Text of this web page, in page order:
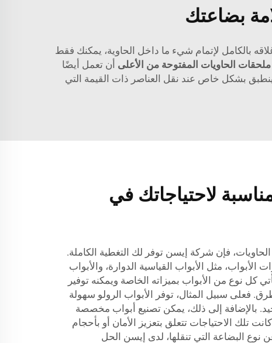
بضاعتك
بالكامل لإتمام شيء ما داخل الحاوية، يمكنك فقط
ملحقات الحاويات المفتوحة من الأعلى أن تعمل أيضًا
بشكل خاص عند نقل العناصر ذات القيمة التي
لاحتياجاتك في
فإن شركة إيسن توفر لك التغطية الكاملة.
مثل الأبواب القياسية الدوارة، والأبواب
كل نوع من الأبواب بميزاته الخاصة ويمكنه توفير
فعلى سبيل المثال، توفر الأبواب الرولو سهولة
بالإضافة إلى ذلك، يمكن تصنيع أبواب مخصصة
تلك الاحتياجات تتعلق بتعزيز الأمان أو بأحجام
نوع البضاعة التي تنقلها، لدى إيسن الحل